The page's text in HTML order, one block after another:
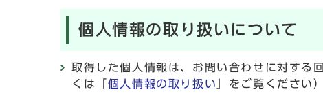
個人情報の取り扱いについて
取得した個人情報は、お問い合わせに対する
くは「 個人情報の取り扱い 」をご覧ください）